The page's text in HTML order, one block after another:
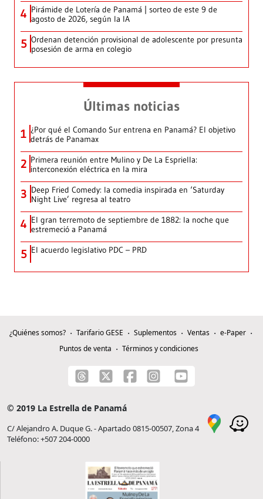
4 Pirámide de Lotería de Panamá | sorteo de este 9 de
agosto de 2026, según la IA
5 Ordenan detención provisional de adolescente por presunta
posesión de arma en colegio
Últimas noticias
1 ¿Por qué el Comando Sur entrena en Panamá? El objetivo
detrás de Panamax
2 Primera reunión entre Mulino y De La Espriella:
interconexión eléctrica en la mira
3 Deep Fried Comedy: la comedia inspirada en ‘Saturday
Night Live’ regresa al teatro
4 El gran terremoto de septiembre de 1882: la noche que
estremeció a Panamá
5 El acuerdo legislativo PDC – PRD
¿Quiénes somos? Tarifario GESE Suplementos Ventas
e-Paper
Puntos de venta
Términos y condiciones
© 2019 La Estrella de Panamá
C/ Alejandro A. Duque G. - Apartado 0815-00507, Zona 4
Teléfono: +507 204-0000